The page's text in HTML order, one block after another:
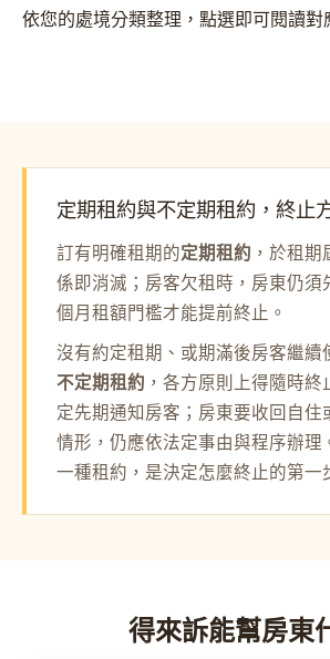
依您的處境分類整理，點選即可閱讀對
定期租約與不定期租約，終止
訂有明確租期的定期租約 ，於租期
係即消滅；房客欠租時，房東仍須
個月租額門檻才能提前終止。
沒有約定租期、或期滿後房客繼續
不定期租約 ，各方原則上得隨時終
定先期通知房客；房東要收回自住
情形，仍應依法定事由與程序辦理
一種租約，是決定怎麼終止的第一
得來訴能幫房東